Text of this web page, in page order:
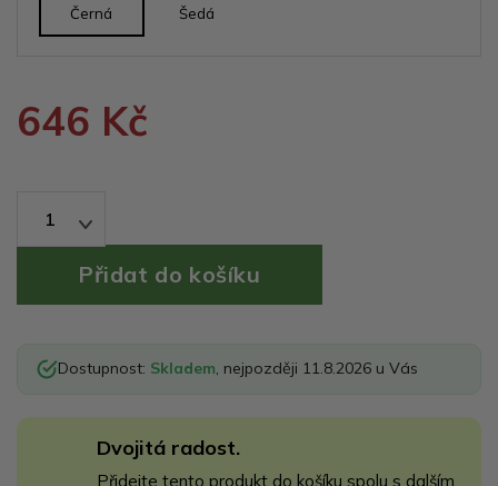
Černá Šedá
646 Kč
1
Dostupnost: Skladem, nejpozději 11.8.2026 u Vás
Dvojitá radost.
Přidejte tento produkt do košíku spolu s dalším